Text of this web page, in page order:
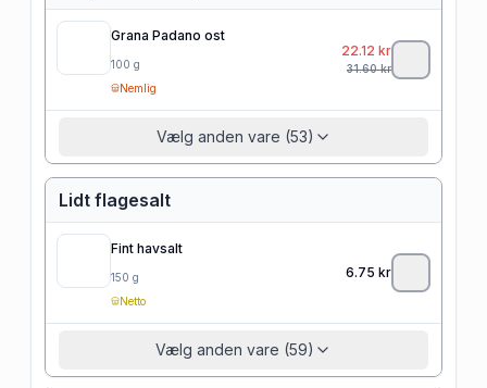
Grana Padano ost
100 g
Nemlig
22.12 kr
31.60kr
Vælg anden vare (53)
Lidt flagesalt
Fint havsalt
150 g
Netto
6.75 kr
Vælg anden vare (59)